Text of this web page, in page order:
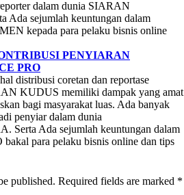
dalam dunia SIARAN
sejumlah keuntungan dalam
kepada para pelaku bisnis online
PENYIARAN
PRO
distribusi coretan dan reportase
KUDUS memiliki dampak yang amat
bagi masyarakat luas. Ada banyak
penyiar dalam dunia
Serta Ada sejumlah keuntungan dalam
para pelaku bisnis online dan tips
published. Required fields are marked *